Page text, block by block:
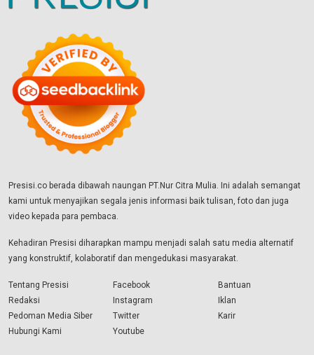
Presisi.co berada dibawah naungan PT.Nur Citra Mulia. Ini adalah semangat
kami untuk menyajikan segala jenis informasi baik tulisan, foto dan juga
video kepada para pembaca.
Kehadiran Presisi diharapkan mampu menjadi salah satu media alternatif
yang konstruktif, kolaboratif dan mengedukasi masyarakat.
Tentang Presisi
Redaksi
Pedoman Media Siber
Hubungi Kami
Facebook
Instagram
Twitter
Youtube
Bantuan
Iklan
Karir